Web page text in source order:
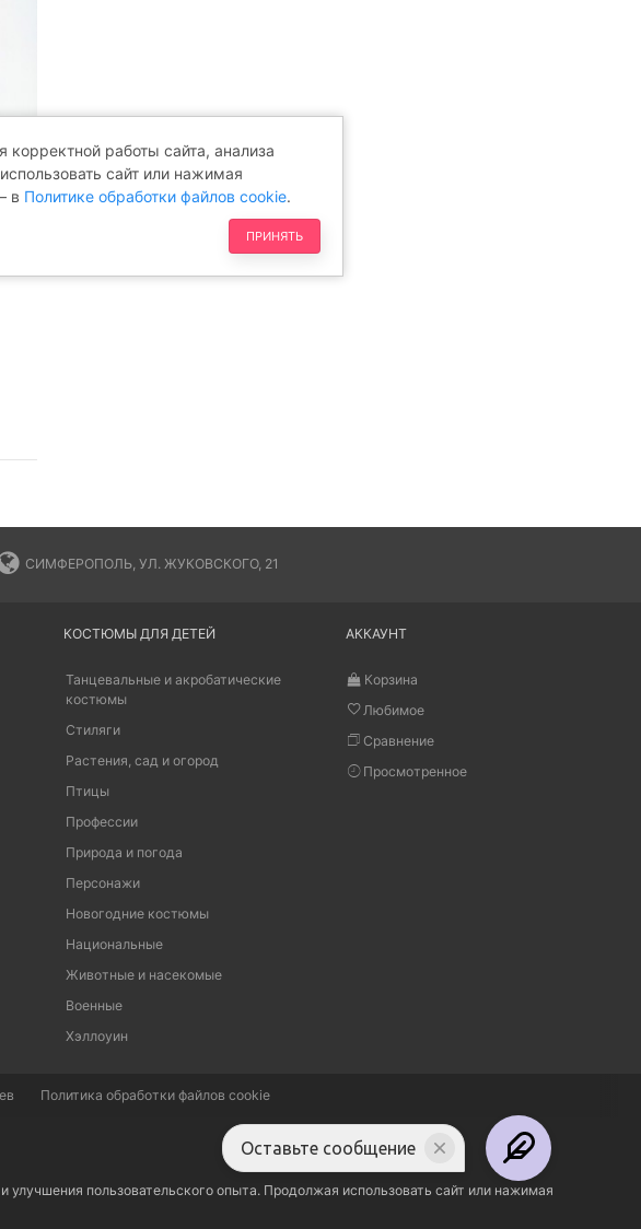
СИМФЕРОПОЛЬ, УЛ. ЖУКОВСКОГО, 21
КОСТЮМЫ ДЛЯ ДЕТЕЙ
Танцевальные и акробатические
костюмы
Стиляги
Растения, сад и огород
Птицы
Профессии
Природа и погода
Персонажи
Новогодние костюмы
Национальные
Животные и насекомые
Военные
Хэллоуин
АККАУНТ
Корзина
Любимое
Сравнение
Просмотренное
Политика обработки файлов cookie
пользовательского опыта. Продолжая использовать сайт или нажимая
работы сайта, анализа
сайт или нажимая
в Политике обработки файлов cookie.
ПРИНЯТЬ
Оставьте сообщение